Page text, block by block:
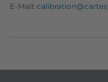
E-Mail: